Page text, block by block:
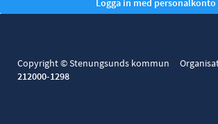
Copyright © Stenungsunds kommun
212000-1298